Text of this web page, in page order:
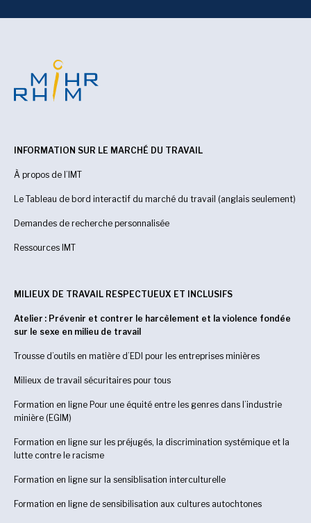
INFORMATION SUR LE MARCHÉ DU TRAVAIL
À propos de l’IMT
Le Tableau de bord interactif du marché du travail (anglais seulement)
Demandes de recherche personnalisée
Ressources IMT
MILIEUX DE TRAVAIL RESPECTUEUX ET INCLUSIFS
Atelier : Prévenir et contrer le harcèlement et la violence fondée
sur le sexe en milieu de travail
Trousse d’outils en matière d’EDI pour les entreprises minières
Milieux de travail sécuritaires pour tous
Formation en ligne Pour une équité entre les genres dans l’industrie
minière (EGIM)
Formation en ligne sur les préjugés, la discrimination systémique et la
lutte contre le racisme
Formation en ligne sur la sensiblisation interculturelle
Formation en ligne de sensibilisation aux cultures autochtones